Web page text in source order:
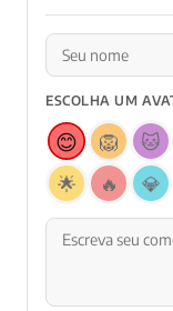
ESCOLHA UM
😊 🦁 🐱
🌟
🔥 💎